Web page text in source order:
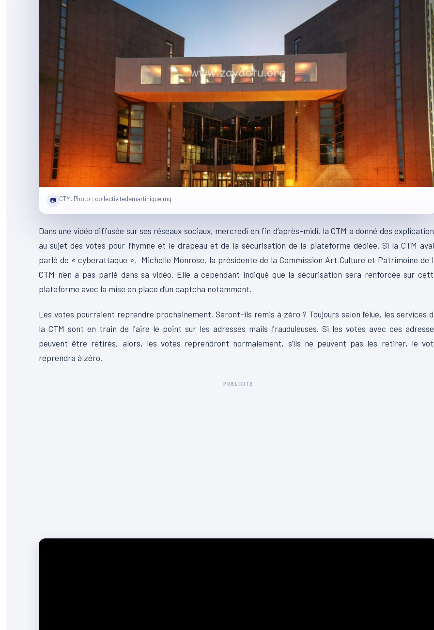
📷 CTM. Photo : collectivitedemartinique.mq
Dans une vidéo diffusée sur ses réseaux sociaux, mercredi en fin d’après-midi, la CTM a donné des
au sujet des votes pour l’hymne et le drapeau et de la sécurisation de la plateforme dédiée. Si la CTM
parlé de « cyberattaque », Michelle Monrose, la présidente de la Commission Art Culture et Patrimoine de
CTM n’en a pas parlé dans sa vidéo. Elle a cependant indiqué que la sécurisation sera renforcée sur
plateforme avec la mise en place d’un captcha notamment.
Les votes pourraient reprendre prochainement. Seront-ils remis à zéro ? Toujours selon l’élue, les services
la CTM sont en train de faire le point sur les adresses mails frauduleuses. Si les votes avec ces
peuvent être retirés, alors, les votes reprendront normalement, s’ils ne peuvent pas les retirer, le
reprendra à zéro.
PUBLICITÉ